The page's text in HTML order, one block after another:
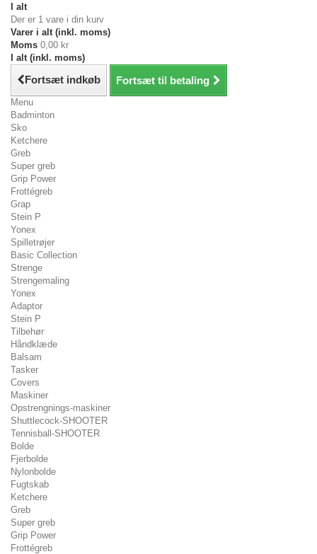
I alt
Der er 1 vare i din kurv
Varer i alt (inkl. moms)
Moms 0,00 kr
I alt (inkl. moms)
Fortsæt indkøb Fortsæt til betaling
Menu
Badminton
Sko
Ketchere
Greb
Super greb
Grip Power
Frottégreb
Grap
Stein P
Yonex
Spilletrøjer
Basic Collection
Strenge
Strengemaling
Yonex
Adaptor
Stein P
Tilbehør
Håndklæde
Balsam
Tasker
Covers
Maskiner
Opstrengnings-maskiner
Shuttlecock-SHOOTER
Tennisball-SHOOTER
Bolde
Fjerbolde
Nylonbolde
Fugtskab
Ketchere
Greb
Super greb
Grip Power
Frottégreb